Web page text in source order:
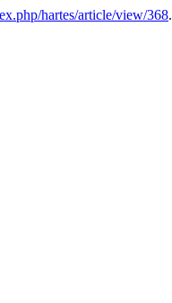
hartes/article/view/368.